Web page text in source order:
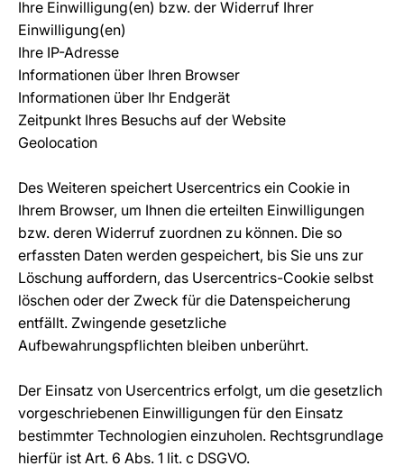
Ihre Einwilligung(en) bzw. der Widerruf Ihrer
Einwilligung(en)
Ihre IP-Adresse
Informationen über Ihren Browser
Informationen über Ihr Endgerät
Zeitpunkt Ihres Besuchs auf der Website
Geolocation
Des Weiteren speichert Usercentrics ein Cookie in
Ihrem Browser, um Ihnen die erteilten Einwilligungen
bzw. deren Widerruf zuordnen zu können. Die so
erfassten Daten werden gespeichert, bis Sie uns zur
Löschung auffordern, das Usercentrics-Cookie selbst
löschen oder der Zweck für die Datenspeicherung
entfällt. Zwingende gesetzliche
Aufbewahrungspflichten bleiben unberührt.
Der Einsatz von Usercentrics erfolgt, um die gesetzlich
vorgeschriebenen Einwilligungen für den Einsatz
bestimmter Technologien einzuholen. Rechtsgrundlage
hierfür ist Art. 6 Abs. 1 lit. c DSGVO.